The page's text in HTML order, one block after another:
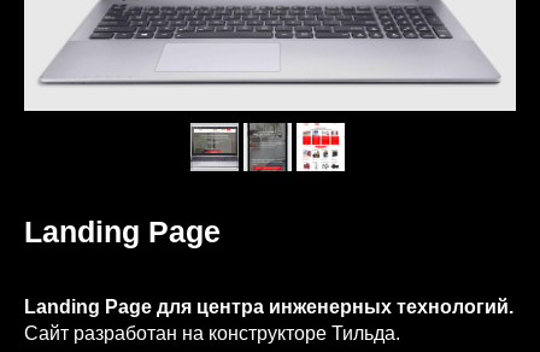
Landing Page
Landing Page для центра инженерных технологий.
Сайт разработан на конструкторе Тильда.